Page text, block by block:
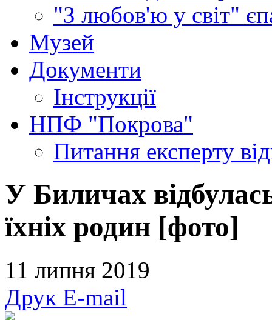
"З любов'ю у світ"
Музей
Документи
Інструкції
НПФ "Покрова"
Питання експерту
У Биличах
їхніх родин [фото]
11 липня 2019
Друк E-mail